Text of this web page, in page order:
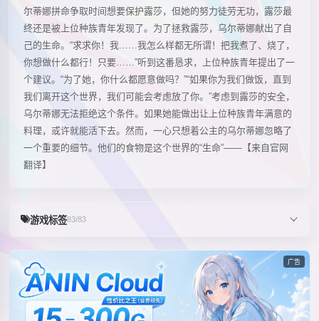
尔蒂娜拼命争取时间想要保护露莎，但她的努力徒劳无功，露莎最
终还是被上位种族青年发现了。为了拯救露莎，乌尔蒂娜献出了自
己的生命。“求求你！我……我怎么样都无所谓！把我煮了、烧了，
你想做什么都行！只要……”听到这番恳求，上位种族青年提出了一
个建议。“为了她，你什么都愿意做吗？”“如果你为我们做饭，直到
我们离开这个世界，我们可能会考虑放了你。”考虑到露莎的安全，
乌尔蒂娜无法拒绝这个条件。如果她能做出让上位种族青年满意的
料理，或许就能活下去。然而，一心只想着公主的乌尔蒂娜忽略了
一个重要的细节。他们的食物是这个世界的“生命”——【来自官网
翻译】
游戏标签83/83
广告